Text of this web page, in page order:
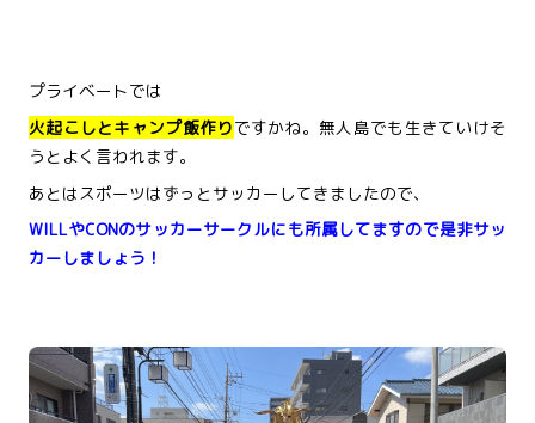
プライベートでは
火起こしとキャンプ飯作りですかね。無人島でも生きていけそ
うとよく言われます。
あとはスポーツはずっとサッカーしてきましたので、
WILLやCONのサッカーサークルにも所属してますので是非サッ
カーしましょう！